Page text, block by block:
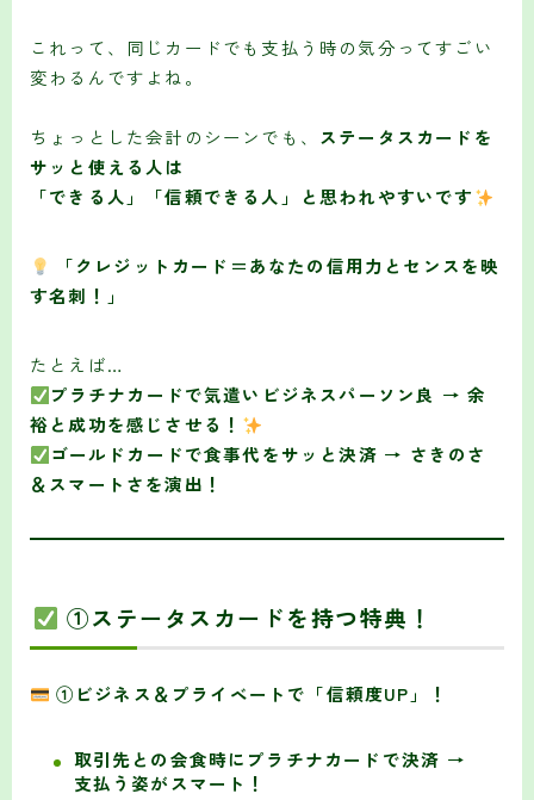
これって、同じカードでも支払う時の気分ってすごい
変わるんですよね。
ちょっとした会計のシーンでも、 ステータスカードを
サッと使える人は
「できる人」「信頼できる人」と思われやすいです
「クレジットカード＝あなたの信用力とセンスを映
す名刺！」
たとえば…
プラチナカードで気遣いビジネスパーソン良 → 余
裕と成功を感じさせる！
ゴールドカードで食事代をサッと決済 → さきのさ
＆スマートさを演出！
①ステータスカードを持つ特典！
①ビジネス＆プライベートで「信頼度UP」！
取引先との会食時にプラチナカードで決済 →
支払う姿がスマート！